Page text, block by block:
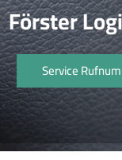
Förster
Service